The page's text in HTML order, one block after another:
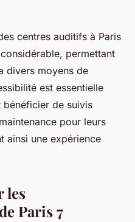
centres auditifs à Paris
permettant
divers moyens de
est essentielle
bénéficier de suivis
pour leurs
ainsi une expérience
les
Paris 7